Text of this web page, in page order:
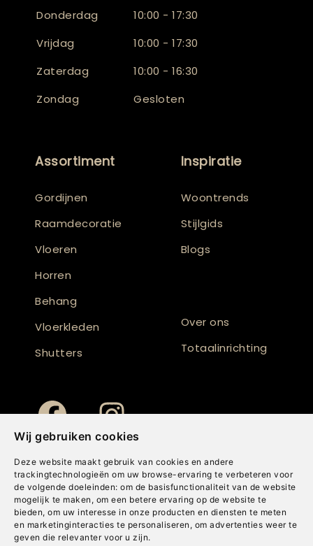
Wij gebruiken cookies
Deze website maakt gebruik van cookies en andere
trackingtechnologieën om uw browse-ervaring te verbeteren voor
de volgende doeleinden: om de basisfunctionaliteit van de website
mogelijk te maken , om een betere ervaring op de website te
bieden, om uw interesse in onze producten en diensten te meten
en marketinginteracties te personaliseren , om advertenties weer te
geven die relevanter voor u zijn.
Donderdag
10:00 - 17:30
Vrijdag
10:00 - 17:30
Zaterdag
10:00 - 16:30
Zondag
Gesloten
Assortiment
Gordijnen
Raamdecoratie
Vloeren
Horren
Behang
Vloerkleden
Shutters
Inspiratie
Woontrends
Stijlgids
Blogs
Over ons
Totaalinrichting